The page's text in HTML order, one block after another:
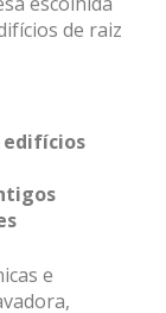
de raiz
edifícios
e